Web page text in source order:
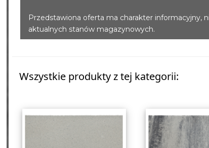
Przedstawiona oferta ma charakter informacyjny,
aktualnych stanów magazynowych.
Wszystkie produkty z tej kategorii: